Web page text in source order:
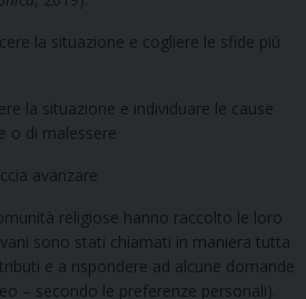
la situazione e cogliere le sfide più
la situazione e individuare le cause
o di malessere
avanzare
religiose hanno raccolto le loro
sono stati chiamati in maniera tutta
e a rispondere ad alcune domande
– secondo le preferenze personali).